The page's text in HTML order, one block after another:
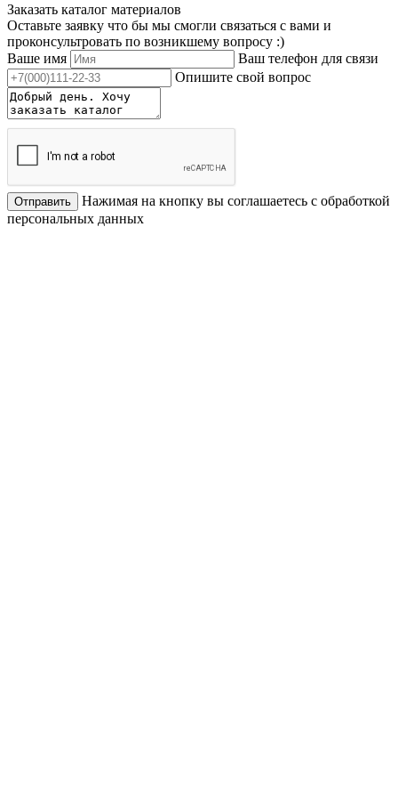
Заказать каталог материалов
Оставьте заявку что бы мы смогли связаться с вами и
проконсультровать по возникшему вопросу :)
Ваше имя
Ваш телефон для связи
Опишите свой вопрос
Отправить
Нажимая на кнопку вы соглашаетесь с обработкой
персональных данных